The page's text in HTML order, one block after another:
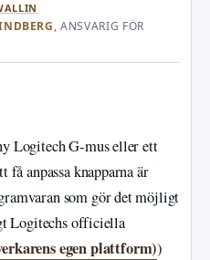
, ANSVARIG FÖR
Logitech G‑mus eller ett
få anpassa knapparna är
som gör det möjligt
Logitechs officiella
egen plattform))